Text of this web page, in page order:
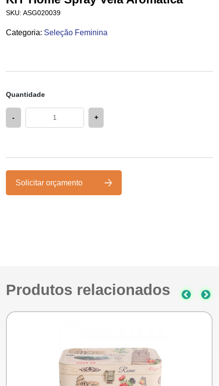
SKU: ASG020039
Categoria: Seleção Feminina
Quantidade
- +
Solicitar orçamento
Produtos relacionados